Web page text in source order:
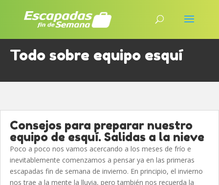
Todo sobre equipo esquí
Consejos para preparar nuestro
equipo de esquí. Salidas a la nieve
Poco a poco nos vamos acercando a los meses de frío e
inevitablemente comenzamos a pensar ya en las primeras
escapadas fin de semana de invierno. En principio, el invierno
nos trae a la mente la lluvia, pero también nos recuerda la